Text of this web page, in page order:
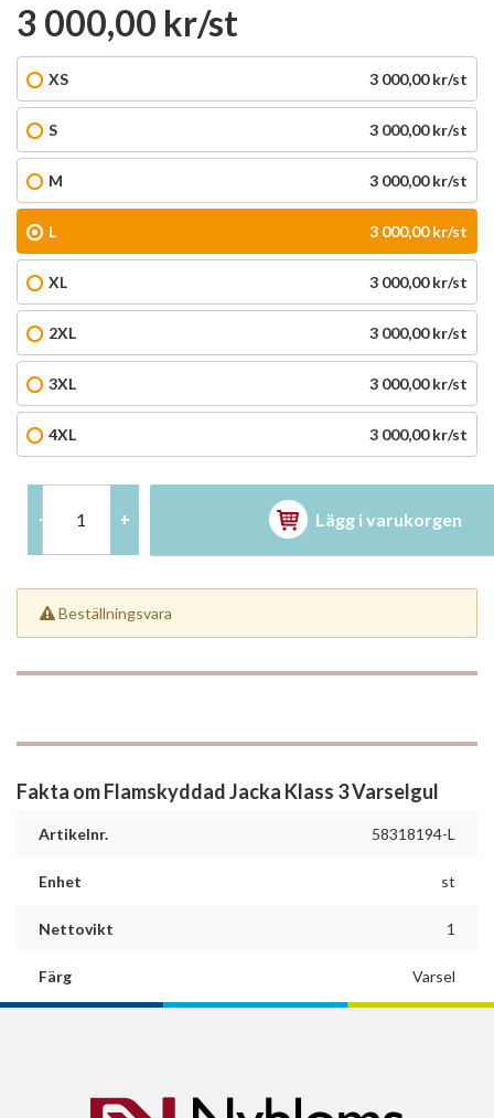
3 000,00 kr/st
XS 3 000,00 kr/st
S 3 000,00 kr/st
M 3 000,00 kr/st
L 3 000,00 kr/st
XL 3 000,00 kr/st
2XL 3 000,00 kr/st
3XL 3 000,00 kr/st
4XL 3 000,00 kr/st
- + Lägg i varukorgen
Beställningsvara
Fakta om Flamskyddad Jacka Klass 3 Varselgul
Artikelnr. 58318194-L
Enhet st
Nettovikt 1
Färg Varsel